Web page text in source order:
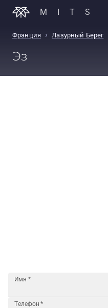
MITS
Франция › Лазурный Берег
Эз
Имя *
Телефон *